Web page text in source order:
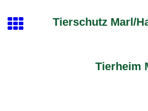
Tierschutz Marl/
Tierheim